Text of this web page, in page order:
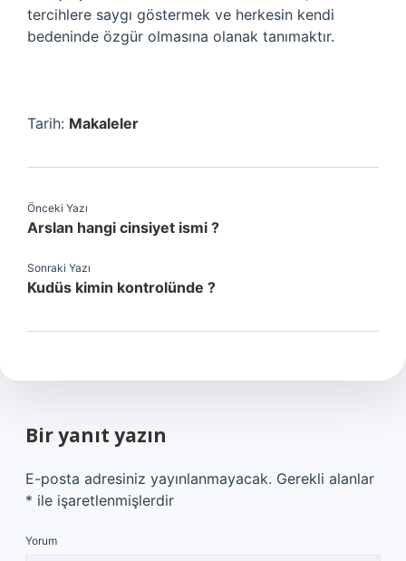
tercihlere saygı göstermek ve herkesin kendi
bedeninde özgür olmasına olanak tanımaktır.
Tarih: Makaleler
Önceki Yazı
Arslan hangi cinsiyet ismi ?
Sonraki Yazı
Kudüs kimin kontrolünde ?
Bir yanıt yazın
E-posta adresiniz yayınlanmayacak. Gerekli alanlar
* ile işaretlenmişlerdir
Yorum